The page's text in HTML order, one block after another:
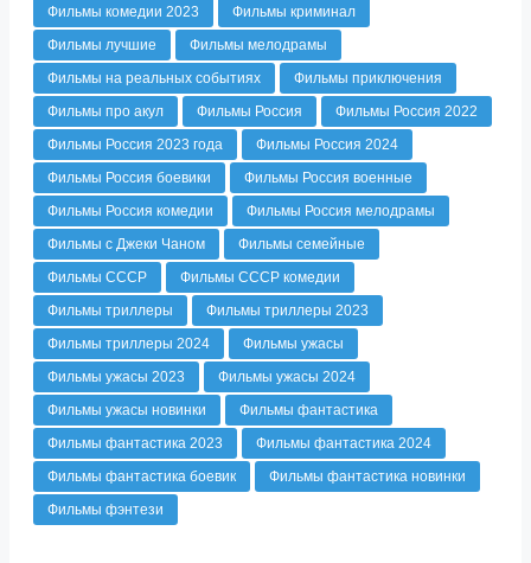
Фильмы комедии 2023
Фильмы криминал
Фильмы лучшие
Фильмы мелодрамы
Фильмы на реальных событиях
Фильмы приключения
Фильмы про акул
Фильмы Россия
Фильмы Россия 2022
Фильмы Россия 2023 года
Фильмы Россия 2024
Фильмы Россия боевики
Фильмы Россия военные
Фильмы Россия комедии
Фильмы Россия мелодрамы
Фильмы с Джеки Чаном
Фильмы семейные
Фильмы СССР
Фильмы СССР комедии
Фильмы триллеры
Фильмы триллеры 2023
Фильмы триллеры 2024
Фильмы ужасы
Фильмы ужасы 2023
Фильмы ужасы 2024
Фильмы ужасы новинки
Фильмы фантастика
Фильмы фантастика 2023
Фильмы фантастика 2024
Фильмы фантастика боевик
Фильмы фантастика новинки
Фильмы фэнтези